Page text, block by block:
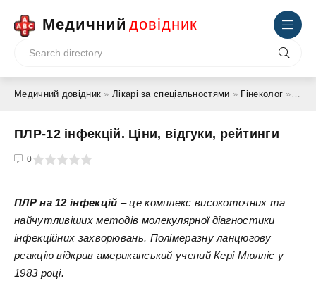
Медичний довідник
Медичний довідник »Лікарі за спеціальностями » Гінеколог » ПЛР-12 інфекцій. Ціни, відгуки, рейтинги
ПЛР-12 інфекцій. Ціни, відгуки, рейтинги
0
5
ПЛР на 12 інфекцій – це комплекс високоточних та
найчутливіших методів молекулярної діагностики
інфекційних захворювань. Полімеразну ланцюгову
реакцію відкрив американський учений Кері Мюлліс у
1983 році.